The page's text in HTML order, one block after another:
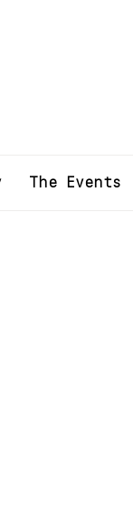
The Events